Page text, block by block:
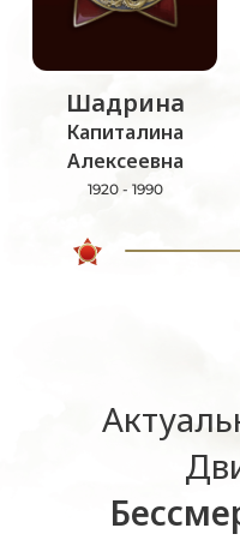
Шадрина
Капиталина
Алексеевна
1920 - 1990